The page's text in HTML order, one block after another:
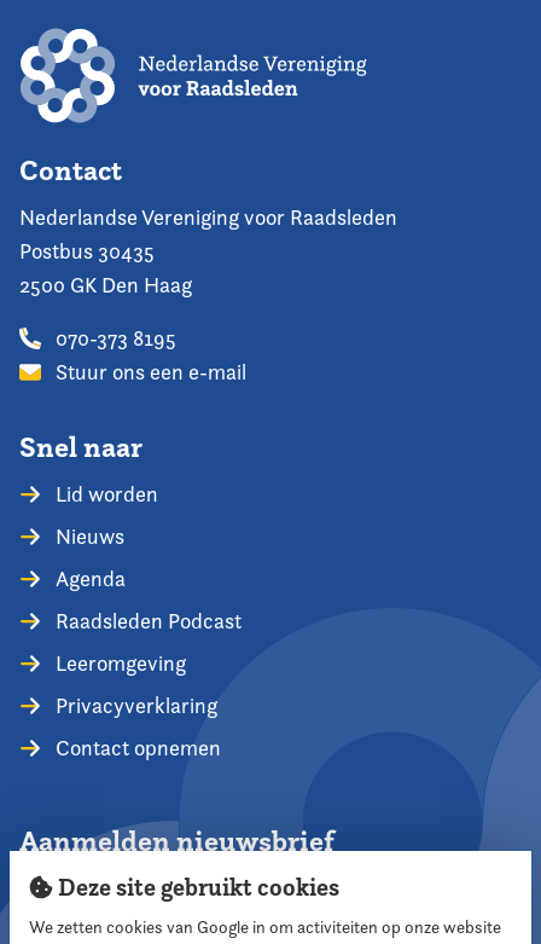
Contact
Nederlandse Vereniging voor Raadsleden
Postbus 30435
2500 GK Den Haag
070-373 8195
Stuur ons een e-mail
Snel naar
Lid worden
Nieuws
Agenda
Raadsleden Podcast
Leeromgeving
Privacyverklaring
Contact opnemen
Aanmelden nieuwsbrief
Deze site gebruikt cookies
We zetten cookies van Google in om activiteiten op onze website